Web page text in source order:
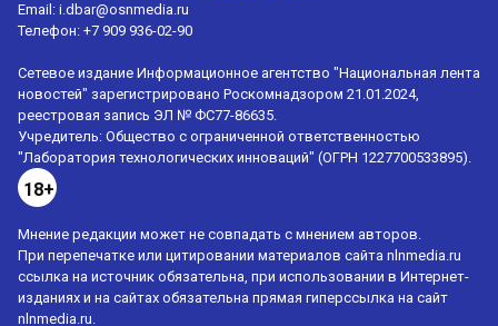
Email: i.dbar@osnmedia.ru
Телефон: +7 909 936-02-90
Сетевое издание Информационное агентство "Национальная лента
новостей" зарегистрировано Роскомнадзором 21.01.2024,
реестровая запись ЭЛ № ФС77-86635.
Учредитель: Общество с ограниченной ответственностью
"Лаборатория технологических инноваций" (ОГРН 1227700533895).
18+
Мнение редакции может не совпадать с мнением авторов.
При перепечатке или цитировании материалов сайта nlnmedia.ru
ссылка на источник обязательна, при использовании в Интернет-
изданиях и на сайтах обязательна прямая гиперссылка на сайт
nlnmedia.ru.